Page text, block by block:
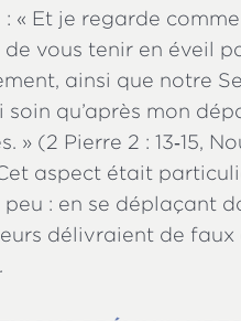
: « Et je regarde
de vous tenir en éveil
ainsi que notre
soin qu’après mon
» (2 Pierre 2 : 13‑15,
aspect était
peu : en se déplaçant
délivraient de